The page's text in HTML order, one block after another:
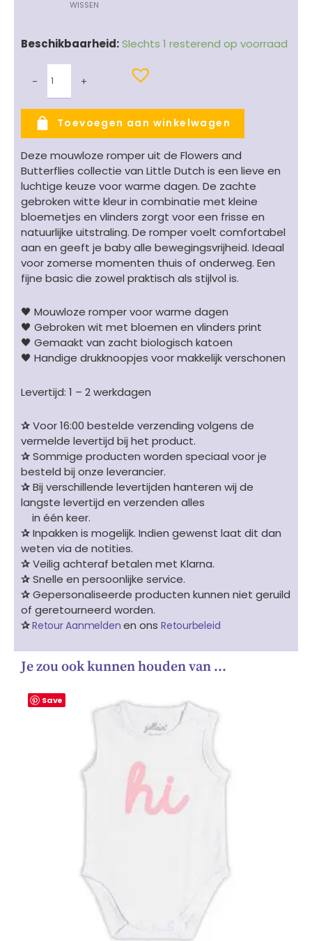
WISSEN
Beschikbaarheid:Slechts 1 resterend op voorraad
-
meisje
Flowers
Butterflies
-
vlinderprint
gebroken
wit
aantal
+
Toevoegen aan winkelwagen
Deze mouwloze romper uit de Flowers and
Butterflies collectie van Little Dutch is een lieve en
luchtige keuze voor warme dagen. De zachte
gebroken witte kleur in combinatie met kleine
bloemetjes en vlinders zorgt voor een frisse en
natuurlijke uitstraling. De romper voelt comfortabel
aan en geeft je baby alle bewegingsvrijheid. Ideaal
voor zomerse momenten thuis of onderweg. Een
fijne basic die zowel praktisch als stijlvol is.
🖤 Mouwloze romper voor warme dagen
🖤 Gebroken wit met bloemen en vlinders print
🖤 Gemaakt van zacht biologisch katoen
🖤 Handige drukknoopjes voor makkelijk verschonen
Levertijd: 1 – 2 werkdagen
✰Voor 16:00 bestelde verzending volgens de
vermelde levertijd bij het product.
✰Sommige producten worden speciaal voor je
besteld bij onze leverancier.
✰Bij verschillende levertijden hanteren wij de
langste levertijd en verzenden alles
in één keer.
✰Inpakken is mogelijk. Indien gewenst laat dit dan
weten via de notities.
✰Veilig achteraf betalen met Klarna.
✰Snelle en persoonlijke service.
✰Gepersonaliseerde producten kunnen niet geruild
of geretourneerd worden.
✰Retour Aanmelden en ons Retourbeleid
Je zou ook kunnen houden van …
Save